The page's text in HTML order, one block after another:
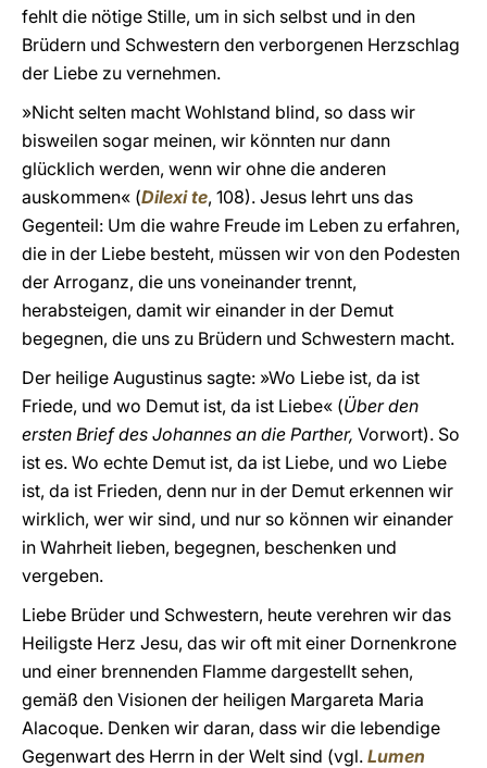
fehlt die nötige Stille, um in sich selbst und in den
Brüdern und Schwestern den verborgenen Herzschlag
der Liebe zu vernehmen.
»Nicht selten macht Wohlstand blind, so dass wir
bisweilen sogar meinen, wir könnten nur dann
glücklich werden, wenn wir ohne die anderen
auskommen« (Dilexi te, 108). Jesus lehrt uns das
Gegenteil: Um die wahre Freude im Leben zu erfahren,
die in der Liebe besteht, müssen wir von den Podesten
der Arroganz, die uns voneinander trennt,
herabsteigen, damit wir einander in der Demut
begegnen, die uns zu Brüdern und Schwestern macht.
Der heilige Augustinus sagte: »Wo Liebe ist, da ist
Friede, und wo Demut ist, da ist Liebe« (Über den
ersten Brief des Johannes an die Parther, Vorwort). So
ist es. Wo echte Demut ist, da ist Liebe, und wo Liebe
ist, da ist Frieden, denn nur in der Demut erkennen wir
wirklich, wer wir sind, und nur so können wir einander
in Wahrheit lieben, begegnen, beschenken und
vergeben.
Liebe Brüder und Schwestern, heute verehren wir das
Heiligste Herz Jesu, das wir oft mit einer Dornenkrone
und einer brennenden Flamme dargestellt sehen,
gemäß den Visionen der heiligen Margareta Maria
Alacoque. Denken wir daran, dass wir die lebendige
Gegenwart des Herrn in der Welt sind (vgl. Lumen